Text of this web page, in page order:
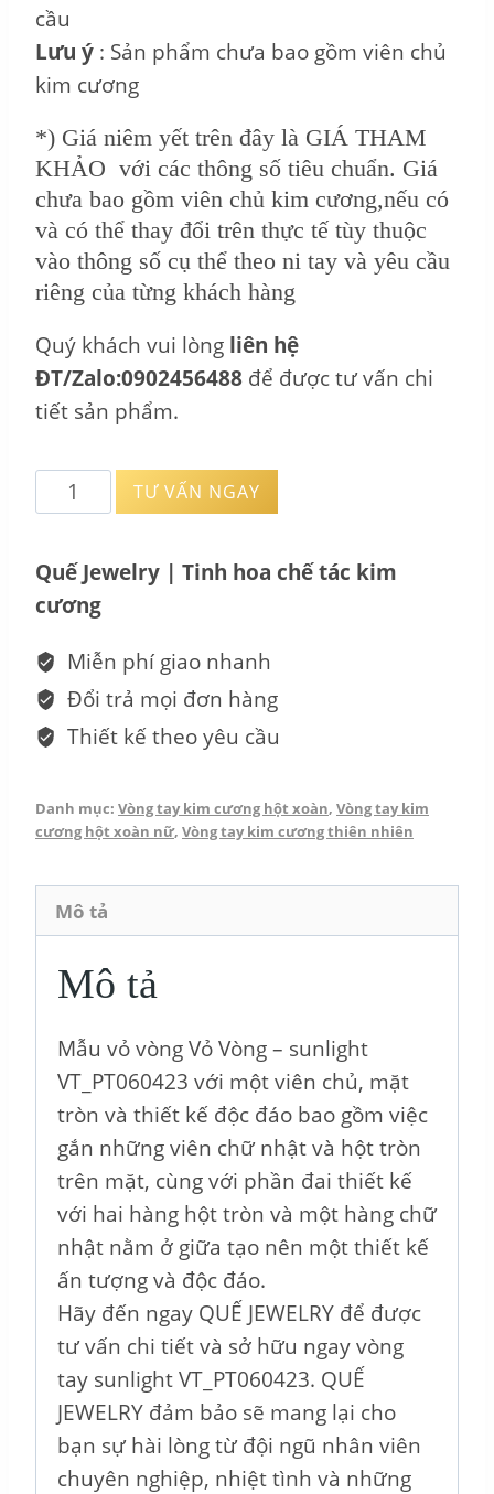
cầu
Lưu ý : Sản phẩm chưa bao gồm viên chủ
kim cương
*) Giá niêm yết trên đây là GIÁ THAM
KHẢO với các thông số tiêu chuẩn. Giá
chưa bao gồm viên chủ kim cương,nếu có
và có thể thay đổi trên thực tế tùy thuộc
vào thông số cụ thể theo ni tay và yêu cầu
riêng của từng khách hàng
Quý khách vui lòng liên hệ
ĐT/Zalo:0902456488 để được tư vấn chi
tiết sản phẩm.
Vòng
Kim
Cương
-
sunlight
VT_PT060423
số
TƯ VẤN NGAY
Quế Jewelry | Tinh hoa chế tác kim
cương
Miễn phí giao nhanh
Đổi trả mọi đơn hàng
Thiết kế theo yêu cầu
Danh mục: Vòng tay kim cương hột xoàn, Vòng tay kim
cương hột xoàn nữ, Vòng tay kim cương thiên nhiên
Mô tả
Mô tả
Mẫu vỏ vòng Vỏ Vòng – sunlight
VT_PT060423 với một viên chủ, mặt
tròn và thiết kế độc đáo bao gồm việc
gắn những viên chữ nhật và hột tròn
trên mặt, cùng với phần đai thiết kế
với hai hàng hột tròn và một hàng chữ
nhật nằm ở giữa tạo nên một thiết kế
ấn tượng và độc đáo.
Hãy đến ngay QUẾ JEWELRY để được
tư vấn chi tiết và sở hữu ngay vòng
tay sunlight VT_PT060423. QUẾ
JEWELRY đảm bảo sẽ mang lại cho
bạn sự hài lòng từ đội ngũ nhân viên
chuyên nghiệp, nhiệt tình và những